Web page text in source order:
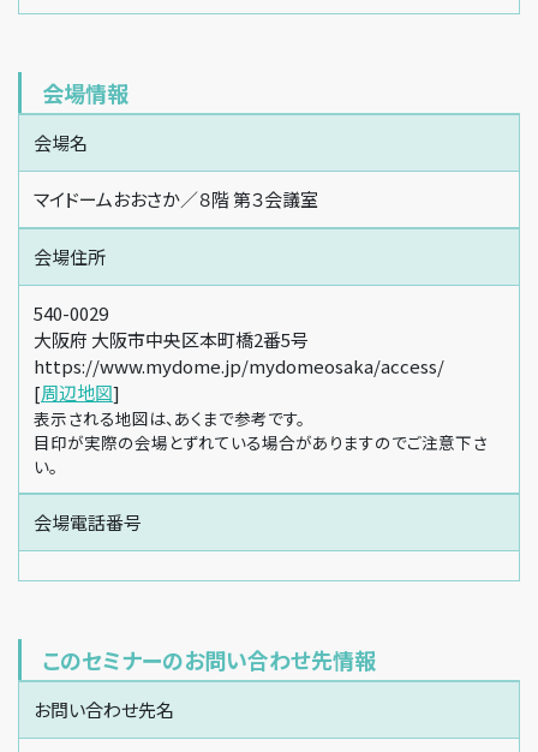
会場情報
会場名
マイドームおおさか／８階 第３会議室
会場住所
540-0029
大阪府 大阪市中央区本町橋2番5号
https://www.mydome.jp/mydomeosaka/access/
[周辺地図]
表示される地図は、あくまで参考です。
目印が実際の会場とずれている場合がありますのでご注意下さ
い。
会場電話番号
このセミナーのお問い合わせ先情報
お問い合わせ先名